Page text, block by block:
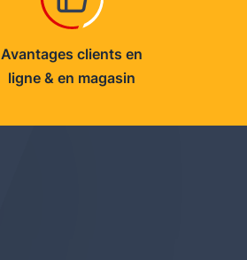
Avantages clients en
ligne & en magasin